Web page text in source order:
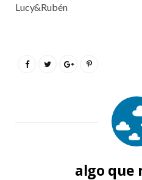
Lucy&Rubén
algo que